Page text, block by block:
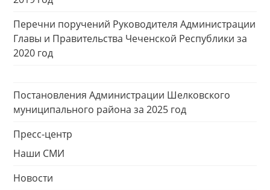
Перечни поручений Руководителя Администрации
Главы и Правительства Чеченской Республики за
2020 год
Постановления Администрации Шелковского
муниципального района за 2025 год
Пресс-центр
Наши СМИ
Новости